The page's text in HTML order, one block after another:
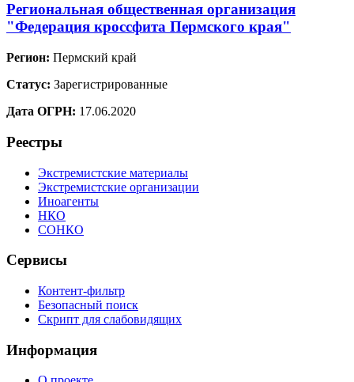
Региональная общественная организация
"Федерация кроссфита Пермского края"
Регион: Пермский край
Статус: Зарегистрированные
Дата ОГРН: 17.06.2020
Реестры
Экстремистские материалы
Экстремистские организации
Иноагенты
НКО
СОНКО
Сервисы
Контент-фильтр
Безопасный поиск
Скрипт для слабовидящих
Информация